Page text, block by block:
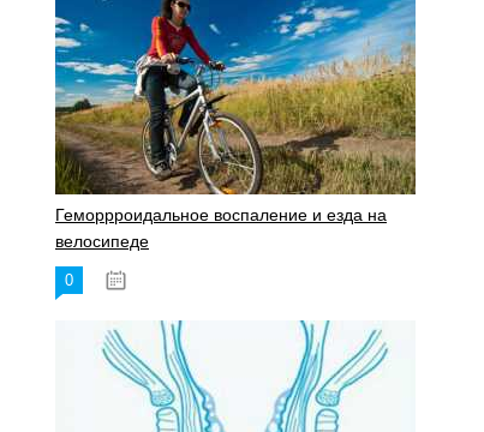
Геморрроидальное воспаление и езда на
велосипеде
0